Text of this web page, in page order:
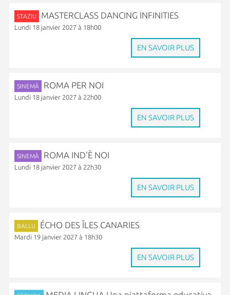
STAZIU MASTERCLASS DANCING INFINITIES
Lundi 18 janvier 2027 à 18h00
EN SAVOIR PLUS
SINEMÀ ROMA PER NOI
Lundi 18 janvier 2027 à 22h00
EN SAVOIR PLUS
SINEMÀ ROMA IND'È NOI
Lundi 18 janvier 2027 à 22h30
EN SAVOIR PLUS
BALLU ÉCHO DES ÎLES CANARIES
Mardi 19 janvier 2027 à 18h30
EN SAVOIR PLUS